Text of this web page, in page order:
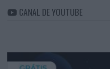
CANAL DE YOUTUBE